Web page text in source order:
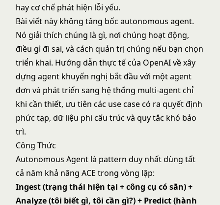
hay cơ chế phát hiện lỗi yếu.
Bài viết này không tâng bốc autonomous agent.
Nó giải thích chúng là gì, nơi chúng hoạt động,
điều gì đi sai, và cách quản trị chúng nếu bạn chọn
triển khai. Hướng dẫn thực tế của OpenAI về xây
dựng agent khuyến nghị bắt đầu với một agent
đơn và phát triển sang hệ thống multi-agent chỉ
khi cần thiết, ưu tiên các use case có ra quyết định
phức tạp, dữ liệu phi cấu trúc và quy tắc khó bảo
trì.
Công Thức
Autonomous Agent là pattern duy nhất dùng tất
cả năm khả năng ACE trong vòng lặp:
Ingest (trạng thái hiện tại + công cụ có sẵn) +
Analyze (tôi biết gì, tôi cần gì?) + Predict (hành